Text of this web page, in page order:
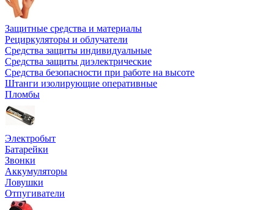
Защитные средства и материалы
Рециркуляторы и облучатели
Средства защиты индивидуальные
Средства защиты диэлектрические
Средства безопасности при работе на высоте
Штанги изолирующие оперативные
Пломбы
Электробыт
Батарейки
Звонки
Аккумуляторы
Ловушки
Отпугиватели